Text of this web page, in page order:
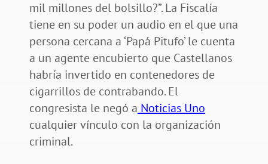
mil millones del bolsillo?”. La Fiscalía
tiene en su poder un audio en el que una
persona cercana a ‘Papá Pitufo’ le cuenta
a un agente encubierto que Castellanos
habría invertido en contenedores de
cigarrillos de contrabando. El
congresista le negó a Noticias Uno
cualquier vínculo con la organización
criminal.